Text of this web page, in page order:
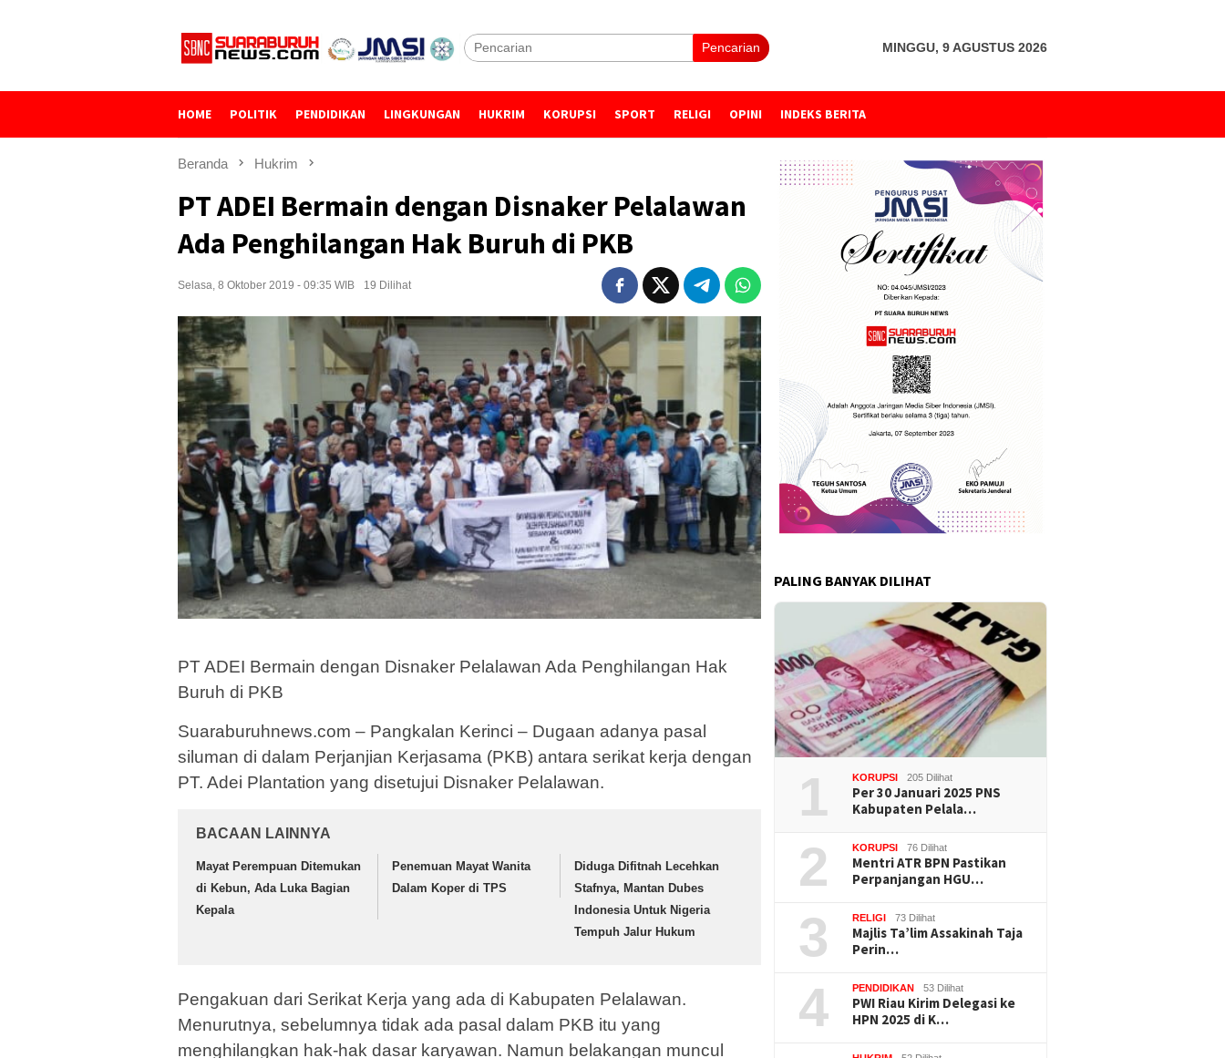
Pencarian MINGGU, 9 AGUSTUS 2026
HOME POLITIK PENDIDIKAN LINGKUNGAN HUKRIM KORUPSI SPORT RELIGI OPINI INDEKS BERITA
Beranda Hukrim
PT ADEI Bermain dengan Disnaker Pelalawan
Ada Penghilangan Hak Buruh di PKB
Selasa, 8 Oktober 2019 - 09:35 WIB 19 Dilihat
PT ADEI Bermain dengan Disnaker Pelalawan Ada Penghilangan Hak
Buruh di PKB
Suaraburuhnews.com – Pangkalan Kerinci – Dugaan adanya pasal
siluman di dalam Perjanjian Kerjasama (PKB) antara serikat kerja dengan
PT. Adei Plantation yang disetujui Disnaker Pelalawan.
BACAAN LAINNYA
Mayat Perempuan Ditemukan
di Kebun, Ada Luka Bagian
Kepala
Penemuan Mayat Wanita
Dalam Koper di TPS
Diduga Difitnah Lecehkan
Stafnya, Mantan Dubes
Indonesia Untuk Nigeria
Tempuh Jalur Hukum
Pengakuan dari Serikat Kerja yang ada di Kabupaten Pelalawan.
Menurutnya, sebelumnya tidak ada pasal dalam PKB itu yang
menghilangkan hak-hak dasar karyawan. Namun belakangan muncul
PALING BANYAK DILIHAT
1 KORUPSI 205 Dilihat
Per 30 Januari 2025 PNS
Kabupaten Pelala…
2 KORUPSI 76 Dilihat
Mentri ATR BPN Pastikan
Perpanjangan HGU…
3 RELIGI 73 Dilihat
Majlis Ta’lim Assakinah Taja
Perin…
4 PENDIDIKAN 53 Dilihat
PWI Riau Kirim Delegasi ke
HPN 2025 di K…